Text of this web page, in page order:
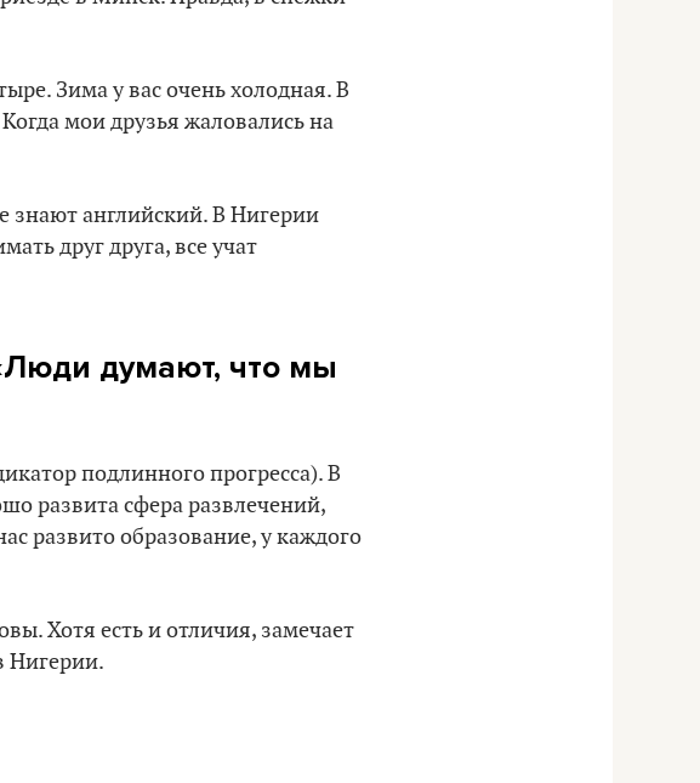
Зима у вас очень холодная. В
мои друзья жаловались на
знают английский. В Нигерии
друг друга, все учат
думают, что мы
подлинного прогресса). В
развита сфера развлечений,
развито образование, у каждого
Хотя есть и отличия, замечает
Нигерии.